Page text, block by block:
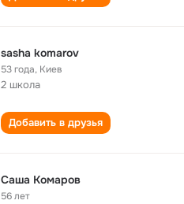
sasha komarov
53 года, Киев
2 школа
Добавить в друзья
Саша Комаров
56 лет